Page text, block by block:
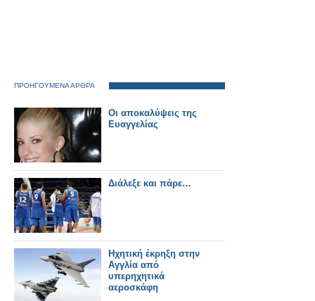
ΠΡΟΗΓΟΥΜΕΝΑ ΑΡΘΡΑ
Οι αποκαλύψεις της
Ευαγγελίας
Διάλεξε και πάρε…
Ηχητική έκρηξη στην
Αγγλία από
υπερηχητικά
αεροσκάφη